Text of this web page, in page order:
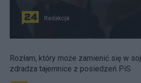
Redakcja
Rozłam, który może zamienić się w
zdradza tajemnice z posiedzeń PiS